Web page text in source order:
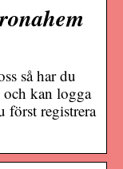
så har du
och kan logga
först registrera